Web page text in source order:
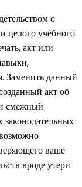
о
целого учебного
акт или
Заменить данный
акт об
смежный
ваше
вроде утери